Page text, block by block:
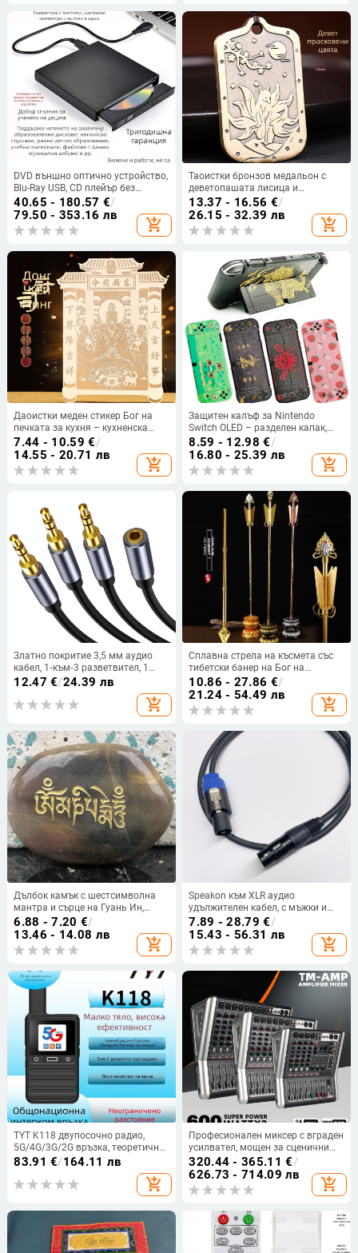
DVD външно оптично устройство,
Blu-Ray USB, CD плейър без
драйвери, компютър, четене на
VCD, външна записвачка на
оптични дискове
40.65 - 180.57 €/
79.50 - 353.16 лв
add_shopping_cart
Таоистки бронзов медальон с
деветопашата лисица и
ключодържател
13.37 - 16.56 €/
26.15 - 32.39 лв
add_shopping_cart
Даоистки меден стикер Бог на
печката за кухня – кухненска
стенна декорация за Нова
година, носи късмет
7.44 - 10.59 €/
14.55 - 20.71 лв
add_shopping_cart
Защитен калъф за Nintendo
Switch OLED – разделен капак,
твърд PC корпус, инжекционно
формоване, закопчаване с
катарама, комплект от 5 части
8.59 - 12.98 €/
16.80 - 25.39 лв
add_shopping_cart
Златно покритие 3,5 мм аудио
кабел, 1‑към‑3 разветвител, 1
женски към 3 мъжки, медна жица,
универсален за устройства с 3,5
мм
12.47 €/24.39 лв
add_shopping_cart
Сплавна стрела на късмета със
тибетски банер на Бог на
богатството и цветни знамена –
декоративна украса
10.86 - 27.86 €/
21.24 - 54.49 лв
add_shopping_cart
Дълбок камък с шестсимволна
мантра и сърце на Гуань Ин,
ръчна изработка
6.88 - 7.20 €/
13.46 - 14.08 лв
add_shopping_cart
Speakon към XLR аудио
удължителен кабел, с мъжки и
женски конектори, четири
проводника, за професионални
DJ PA системи
7.89 - 28.79 €/
15.43 - 56.31 лв
add_shopping_cart
TYT K118 двупосочно радио,
5G/4G/3G/2G връзка, теоретично
обхват над 50 км, литиева
батерия 3000 mAh, дисплей,
прахоустойчиво
83.91 €/164.11 лв
add_shopping_cart
Професионален миксер с вграден
усилвател, мощен за сценични
изпълнения и сватби, Bluetooth,
реверберация и еквалайзер,
всичко в едно, 4/6/8 канала
320.44 - 365.11 €/
626.73 - 714.09 лв
add_shopping_cart